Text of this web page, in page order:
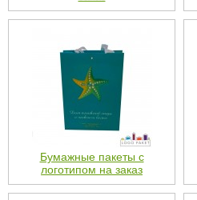
Бумажные пакеты с
логотипом на заказ